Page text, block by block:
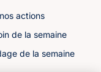
actions
de la semaine
de la semaine